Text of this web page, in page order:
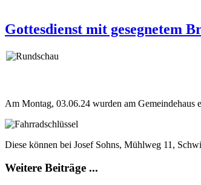
Gottesdienst mit gesegnetem
Am Montag, 03.06.24 wurden am Gemeindehaus
Diese können bei Josef Sohns, Mühlweg 11,
Weitere Beiträge ...